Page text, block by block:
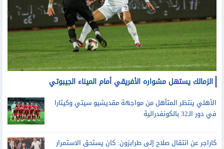
الزمالك يستهل مشواره الأفريقي أمام الميناء الجيبوتي
الأهلي ينتظر المتأهل من مواجهة مقديشيو سيتي وكيتارا
في دور الـ32 بالكونفدرالية
كاراجر عن انتقال صلاح إلى طرابزون: كان يستحق الاستمرار